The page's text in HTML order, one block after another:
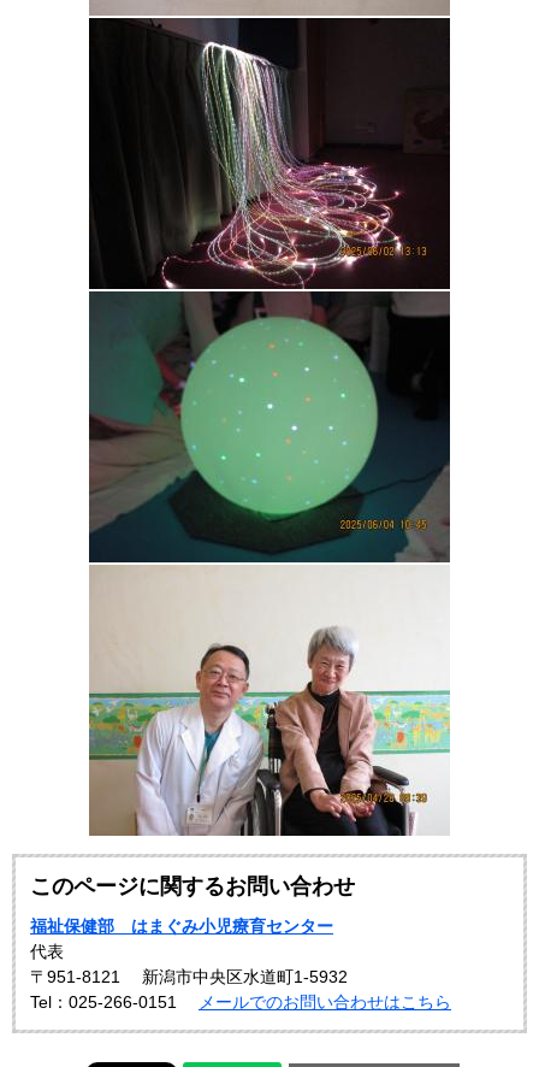
このページに関するお問い合わせ
福祉保健部 はまぐみ小児療育センター
代表
〒951-8121
新潟市中央区水道町1-5932
Tel：025-266-0151
メールでのお問い合わせはこちら